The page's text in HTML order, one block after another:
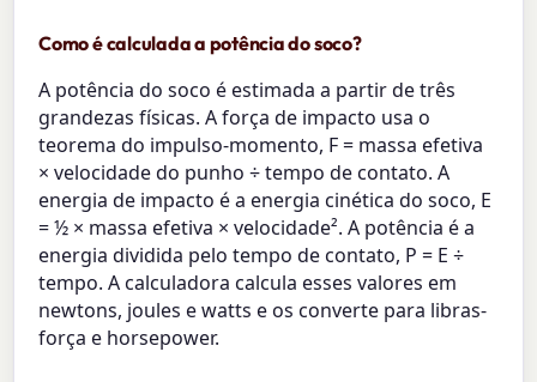
Como é calculada a potência do soco?
A potência do soco é estimada a partir de três
grandezas físicas. A força de impacto usa o
teorema do impulso-momento, F = massa efetiva
× velocidade do punho ÷ tempo de contato. A
energia de impacto é a energia cinética do soco, E
= ½ × massa efetiva × velocidade². A potência é a
energia dividida pelo tempo de contato, P = E ÷
tempo. A calculadora calcula esses valores em
newtons, joules e watts e os converte para libras-
força e horsepower.